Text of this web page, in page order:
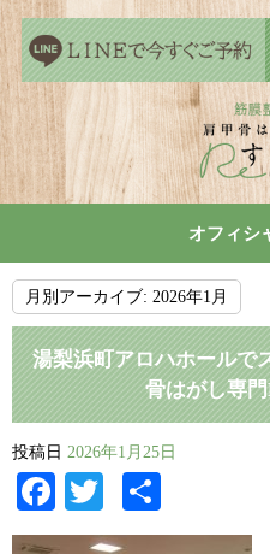
オフィシ
月別アーカイブ: 2026年1月
湯梨浜町アロハホールで
骨はがし専
投稿日 2026年1月25日
Facebook
Twitter
有